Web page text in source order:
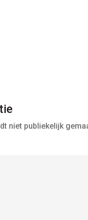
niet publiekelijk